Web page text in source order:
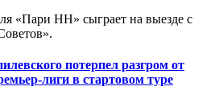
«Пари НН» сыграет на выезде с
потерпел разгром от
лиги в стартовом туре